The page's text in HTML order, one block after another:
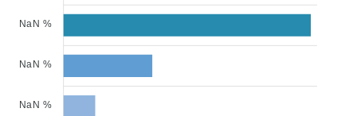
NaN %
NaN %
NaN %